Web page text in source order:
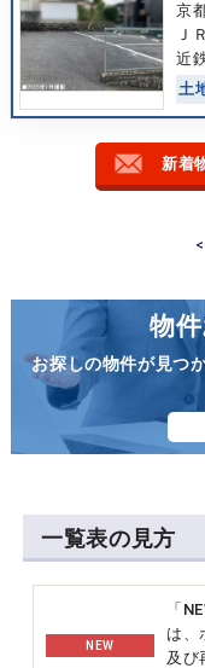
京
Ｊ
近
土
新着
物
お探しの物件が見つ
一覧表の見方
NEW
「
は、
及び